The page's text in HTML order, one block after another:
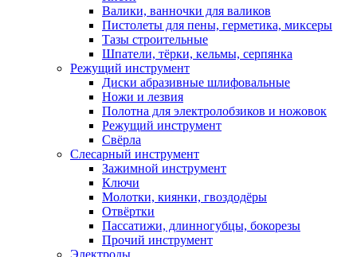
Валики, ванночки для валиков
Пистолеты для пены, герметика, миксеры
Тазы строительные
Шпатели, тёрки, кельмы, серпянка
Режущий инструмент
Диски абразивные шлифовальные
Ножи и лезвия
Полотна для электролобзиков и ножовок
Режущий инструмент
Свёрла
Слесарный инструмент
Зажимной инструмент
Ключи
Молотки, киянки, гвоздодёры
Отвёртки
Пассатижи, длинногубцы, бокорезы
Прочий инструмент